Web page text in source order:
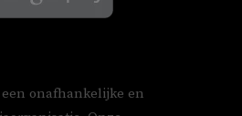
onafhankelijke en